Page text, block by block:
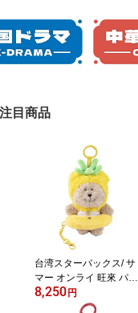
目商品
台湾スターバックス/ サ
マー オンライ 旺來 パイ
ナップルベアリスタ キー
ホルダー 台湾版 スタバ
8,250円